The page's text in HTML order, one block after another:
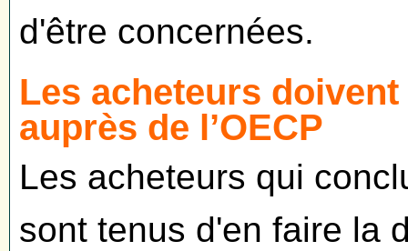
d'être concernées.
Les acheteurs
auprès de l’OECP
Les acheteurs qui
sont tenus d'en faire la